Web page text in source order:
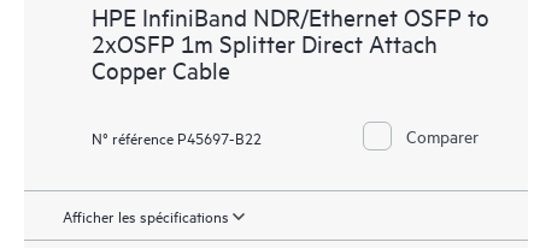
HPE InfiniBand NDR/Ethernet OSFP to
2xOSFP 1m Splitter Direct Attach
Copper Cable
N° référence P45697-B22 Comparer
Afficher les spécifications